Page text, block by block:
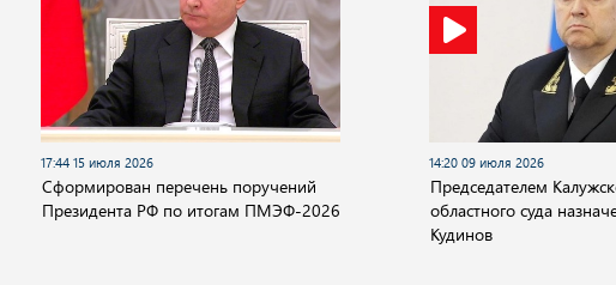
17:44 15 июля 2026
Сформирован перечень поручений
Президента РФ по итогам ПМЭФ-2026
14:20 09 июля 2026
Председателем
областного суда
Кудинов